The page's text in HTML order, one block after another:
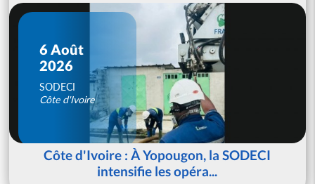
6 Août
2026
SODECI
Côte d'Ivoire
Côte d'Ivoire : À Yopougon, la SODECI
intensifie les opéra...